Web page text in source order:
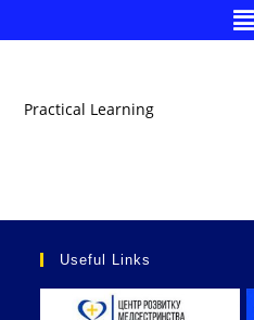
Practical Learning
Useful Links